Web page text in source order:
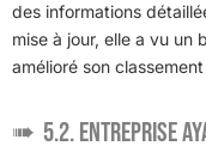
des informations
mise à jour, elle a vu
amélioré son
5.2. Entreprise